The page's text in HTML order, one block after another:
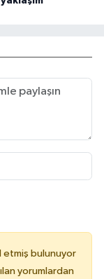
etmiş bulunuyor
yorumlardan